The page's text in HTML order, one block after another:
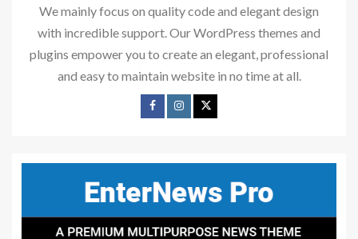
We mainly focus on quality code and elegant design
with incredible support. Our WordPress themes and
plugins empower you to create an elegant, professional
and easy to maintain website in no time at all.